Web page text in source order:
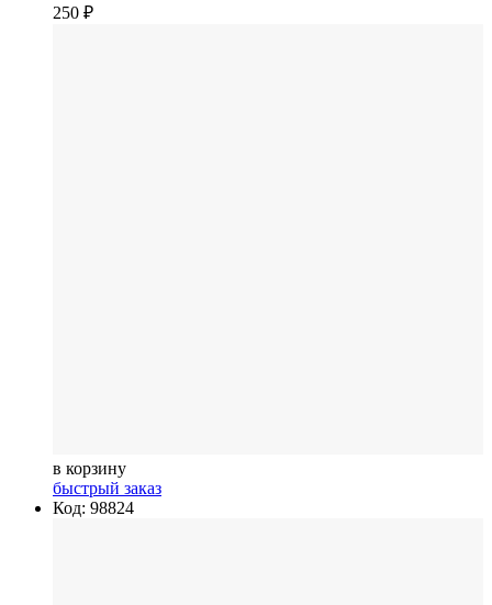
250 ₽
в корзину
быстрый заказ
Код: 98824